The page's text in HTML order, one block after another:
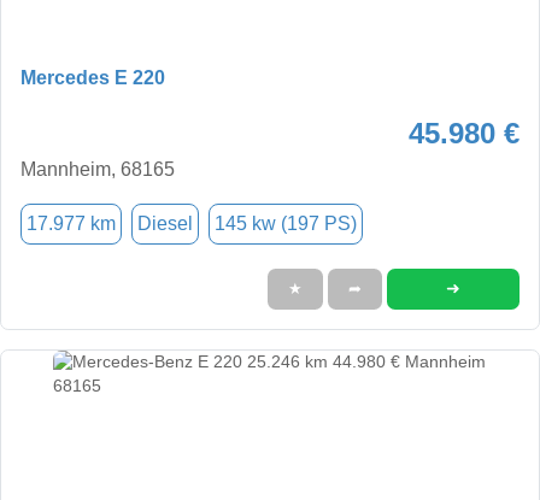
Mercedes E 220
45.980 €
Mannheim, 68165
17.977 km Diesel 145 kw (197 PS)
★ ➦ ➜